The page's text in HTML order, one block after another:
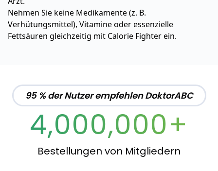
Nehmen Sie keine Medikamente (z. B.
Verhütungsmittel), Vitamine oder essenzielle
Fettsäuren gleichzeitig mit Calorie Fighter ein.
95 % der Nutzer empfehlen DoktorABC
4,000,000+
Bestellungen von Mitgliedern